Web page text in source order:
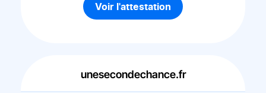
Voir l'attestation
unesecondechance.fr